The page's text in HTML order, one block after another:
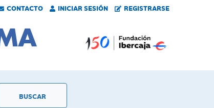
CONTACTO INICIAR SESIÓN REGISTRARSE